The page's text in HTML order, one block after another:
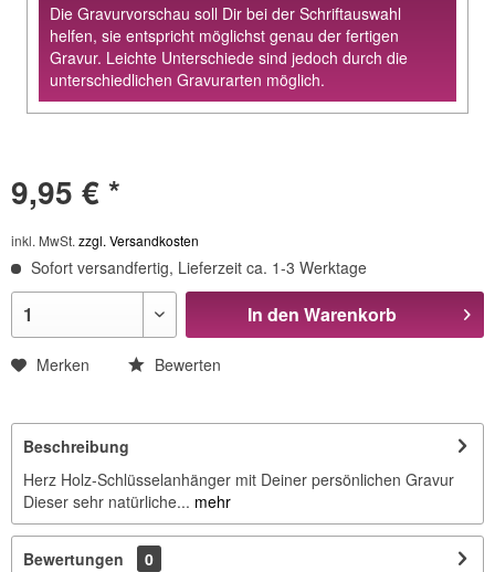
Die Gravurvorschau soll Dir bei der Schriftauswahl
helfen, sie entspricht möglichst genau der fertigen
Gravur. Leichte Unterschiede sind jedoch durch die
unterschiedlichen Gravurarten möglich.
9,95 € *
inkl. MwSt. zzgl. Versandkosten
Sofort versandfertig, Lieferzeit ca. 1-3 Werktage
In den Warenkorb
Merken Bewerten
Beschreibung
Herz Holz-Schlüsselanhänger mit Deiner persönlichen Gravur
Dieser sehr natürliche... mehr
Bewertungen
0